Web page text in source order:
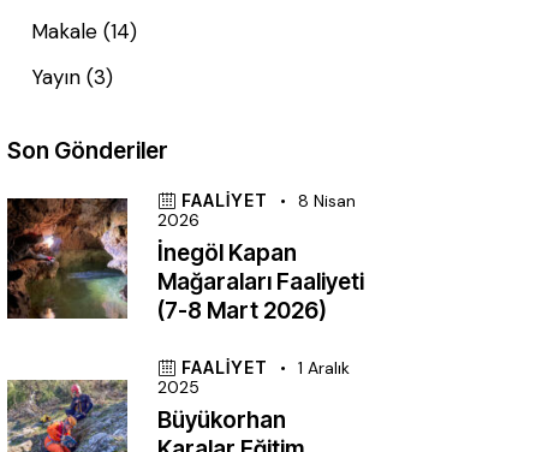
Makale (14)
Yayın (3)
Son Gönderiler
FAALIYET
8 Nisan
2026
İnegöl Kapan
Mağaraları Faaliyeti
(7-8 Mart 2026)
FAALIYET
1 Aralık
2025
Büyükorhan